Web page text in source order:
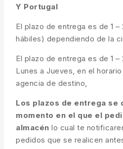
Y Portugal
El plazo de entrega es de 1
hábiles) dependiendo de la
El plazo de entrega es de 1
Lunes a Jueves, en el
agencia de destino,
Los plazos de entrega se
momento en el que el
almacén lo cual te
pedidos que se realicen